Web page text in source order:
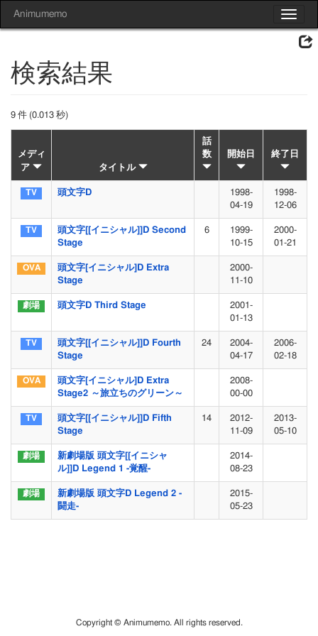
Toggle
Animumemo
検索結果
9 件 (0.013 秒)
メディ
ア
タイトル
話
数
開始日 終了日
頭文字D
1998-
04-19
1998-
12-06
頭文字[[イニシャル]]D Second
Stage
6
1999-
10-15
2000-
01-21
頭文字[イニシャル]D Extra
Stage
2000-
11-10
頭文字D Third Stage
2001-
01-13
頭文字[[イニシャル]]D Fourth
Stage
24
2004-
04-17
2006-
02-18
頭文字[イニシャル]D Extra
Stage2 ～旅立ちのグリーン～
2008-
00-00
頭文字[[イニシャル]]D Fifth
Stage
14
2012-
11-09
2013-
05-10
新劇場版 頭文字[[イニシャ
ル]]D Legend 1 -覚醒-
2014-
08-23
新劇場版 頭文字D Legend 2 -
闘走-
2015-
05-23
Copyright © Animumemo. All rights reserved.